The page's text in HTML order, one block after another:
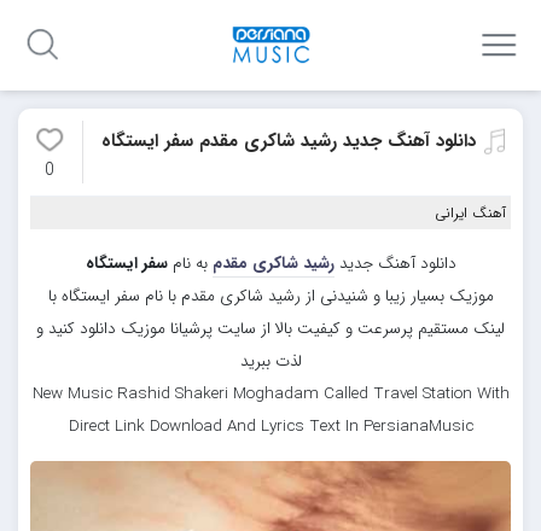
دانلود آهنگ جدید رشید شاکری مقدم سفر ایستگاه
0
آهنگ ایرانی
دانلود آهنگ جدیدرشید شاکری مقدم به نامسفر ایستگاه
موزیک بسیار زیبا و شنیدنی از رشید شاکری مقدم با نام سفر ایستگاه با
لینک مستقیم پرسرعت و کیفیت بالا از سایت پرشیانا موزیک دانلود کنید و
لذت ببرید
New Music Rashid Shakeri Moghadam Called Travel Station With
Direct Link Download And Lyrics Text In PersianaMusic